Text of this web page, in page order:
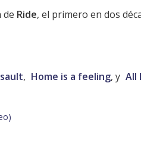
de Ride, el primero en dos
, Home is a feeling, y All